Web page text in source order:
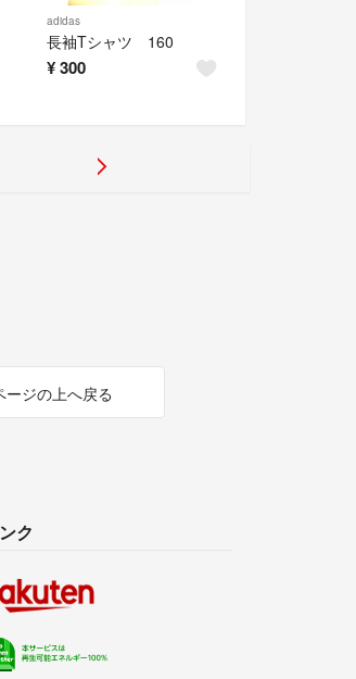
adidas
長袖Tシャツ 160
¥300
ージの上へ戻る
ク